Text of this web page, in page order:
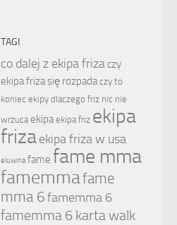
TAGI
co dalej z ekipa friza czy
ekipa friza się rozpada czy to
koniec ekipy dlaczego friz nic nie
wrzuca ekipa ekipa friz ekipa
frizaekipa friza w usa
eluwina fame fame mma
famemmafame
mma 6famemma 6
famemma 6 karta walk